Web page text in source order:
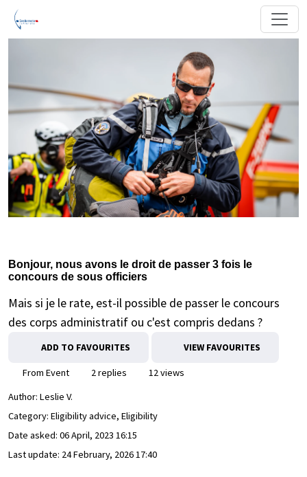
Bonjour, nous avons le droit de passer 3 fois le
concours de sous officiers
Mais si je le rate, est-il possible de passer le concours
des corps administratif ou c'est compris dedans ?
ADD TO FAVOURITES VIEW FAVOURITES
From Event 2 replies
12 views
Author: Leslie V.
Category: Eligibility advice, Eligibility
Date asked: 06 April, 2023 16:15
Last update: 24 February, 2026 17:40